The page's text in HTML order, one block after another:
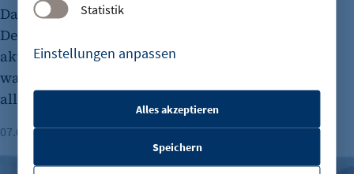
Statistik
Einstellungen anpassen
etracker Sitzungs-Cookie
Alles akzeptieren
Speichern
Das Interesse an Unternehmensgründungen in
Deutschland nimmt wieder zu. Dies zeigt der
aktuelle DIHK-Gründungsreport. Viele Menschen
wagen den Schritt in die Selbstständigkeit
allerdings aus wirtschaftlicher Unsicherheit.
07.08.2026 Lesezeit: 1 Minute
Deutsche Elektro- und Digitalindustrie im Plus